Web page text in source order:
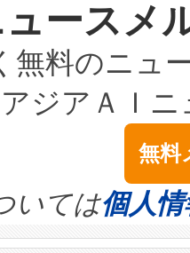
億ドルかか
CEO）であ
connected
、6,000万
性は、フェ
します。こ
（SLA）違
によるダウ
センターが
a
for AI
battery
なディテー
を検出
ーを搭載。
現すること
ドでは、
でき、これ
ュース
無料のニュ
ジアＡＩ
無料
いては個人